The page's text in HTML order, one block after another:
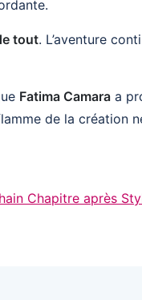
tout. L’aventure
Fatima Camara a
de la création
Chapitre après